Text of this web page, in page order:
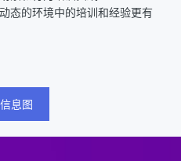
态的环境中的培训和经验更有
息图